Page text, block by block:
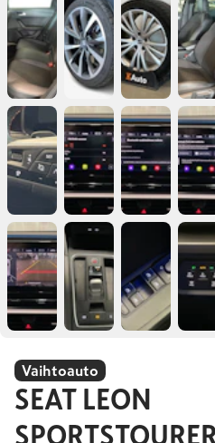
Vaihtoauto
SEAT LEON
SPORTSTOURER